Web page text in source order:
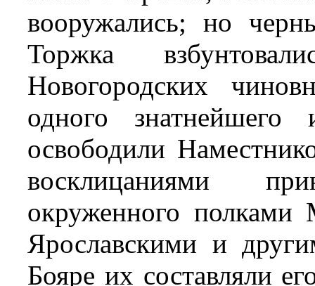
вооружались; но
Торжка
Новогородских
одного
освободили
восклицаниями
окруженного полками
Ярославскими и
Бояре их составляли